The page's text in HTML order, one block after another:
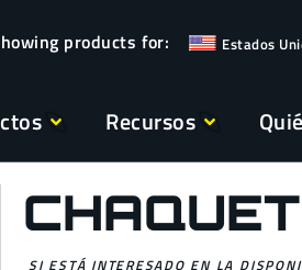
Estados
Recursos
SI ESTÁ INTERESADO EN LA